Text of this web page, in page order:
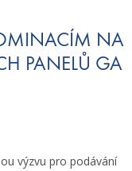
NA
PANELŮ GA
výzvu pro podávání